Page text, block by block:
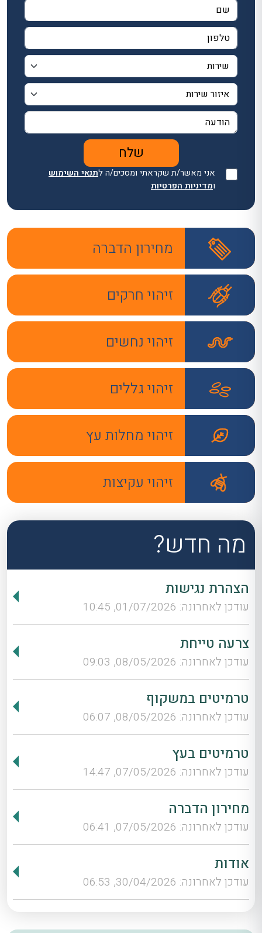
אני מאשר/ת שקראתי ומסכים/ה לתנאי השימוש
ומדיניות הפרטיות
מחירון הדברה
זיהוי חרקים
זיהוי נחשים
זיהוי גללים
זיהוי מחלות עץ
זיהוי עקיצות
מה חדש?
הצהרת נגישות
עודכן לאחרונה: 01/07/2026, 10:45
צרעה טייחת
עודכן לאחרונה: 08/05/2026, 09:03
טרמיטים במשקוף
עודכן לאחרונה: 08/05/2026, 06:07
טרמיטים בעץ
עודכן לאחרונה: 07/05/2026, 14:47
מחירון הדברה
עודכן לאחרונה: 07/05/2026, 06:41
אודות
עודכן לאחרונה: 30/04/2026, 06:53